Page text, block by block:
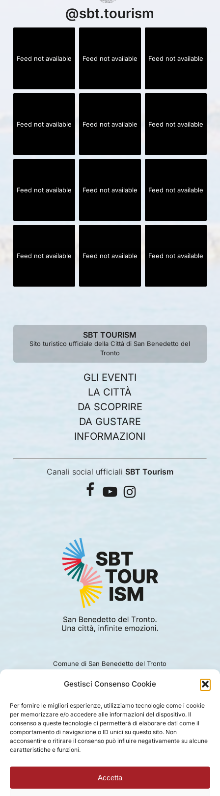
Gestisci Consenso Cookie
Per fornire le migliori esperienze, utilizziamo tecnologie come i cookie
per memorizzare e/o accedere alle informazioni del dispositivo. Il
consenso a queste tecnologie ci permetterà di elaborare dati come il
comportamento di navigazione o ID unici su questo sito. Non
acconsentire o ritirare il consenso può influire negativamente su alcune
caratteristiche e funzioni.
Accetta
@sbt.tourism
Feed not available Feed not available Feed not available
Feed not available Feed not available Feed not available
Feed not available Feed not available Feed not available
Feed not available Feed not available Feed not available
SBT TOURISM
Sito turistico ufficiale della Città di San Benedetto del
Tronto
GLI EVENTI
LA CITTÀ
DA SCOPRIRE
DA GUSTARE
INFORMAZIONI
Canali social ufficiali SBT Tourism
facebook
youtubeinstagram
Comune di San Benedetto del Tronto
Ufficio turismo: 0735.794229
PRIVACY |COOKIE | LEGAL |DISCLAIMER